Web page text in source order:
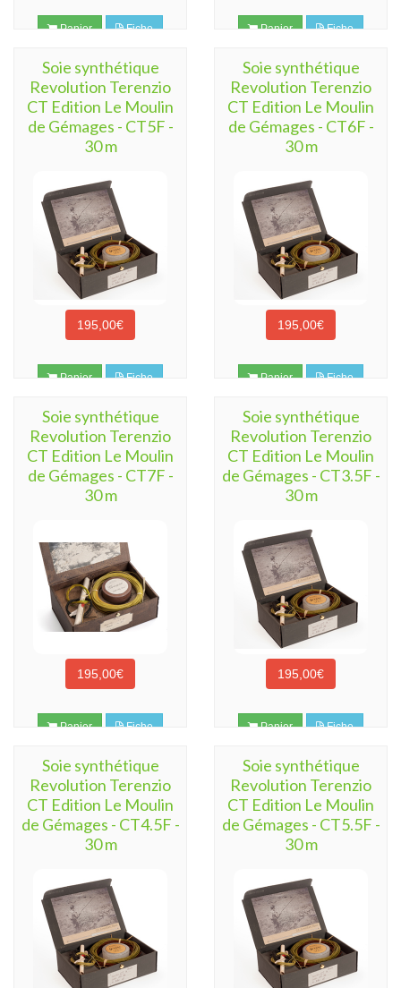
Panier Fiche Panier Fiche
Soie synthétique
Revolution Terenzio
CT Edition Le Moulin
de Gémages - CT5F -
30 m
195,00€
Panier Fiche
Soie synthétique
Revolution Terenzio
CT Edition Le Moulin
de Gémages - CT6F -
30 m
195,00€
Panier Fiche
Soie synthétique
Revolution Terenzio
CT Edition Le Moulin
de Gémages - CT7F -
30 m
195,00€
Panier Fiche
Soie synthétique
Revolution Terenzio
CT Edition Le Moulin
de Gémages - CT3.5F -
30 m
195,00€
Panier Fiche
Soie synthétique
Revolution Terenzio
CT Edition Le Moulin
de Gémages - CT4.5F -
30 m
Soie synthétique
Revolution Terenzio
CT Edition Le Moulin
de Gémages - CT5.5F -
30 m